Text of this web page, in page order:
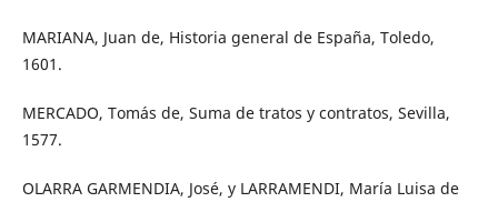
MARIANA, Juan de, Historia general de España, Toledo,
1601.
MERCADO, Tomás de, Suma de tratos y contratos, Sevilla,
1577.
OLARRA GARMENDIA, José, y LARRAMENDI, María Luisa de